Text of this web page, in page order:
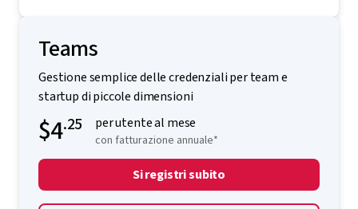
Teams
Gestione semplice delle credenziali per team e
startup di piccole dimensioni
$4.25 per utente al mese
con fatturazione annuale*
Si registri subito